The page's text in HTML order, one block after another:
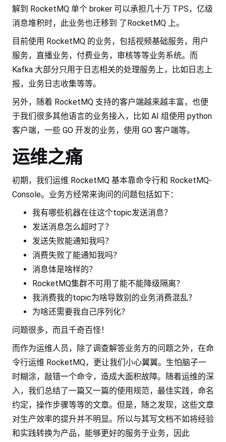
解到 RocketMQ 单个 broker 可以承担几十万 TPS，亿级
消息堆积时，此业务也迁移到 了RocketMQ 上。
目前使用 RocketMQ 的业务，包括视频基础服务，用户
服务，直播业务，付费业务，审核等等业务系统。而
Kafka 大部分只用于日志相关的处理服务上，比如日志上
报，业务日志收集等等。
另外，随着 RocketMQ 支持的客户端越来越丰富，也便
于我们很多其他语言的业务接入，比如 AI 组使用 python
客户端，一些 GO 开发的业务，使用 GO 客户端等。
运维之痛
初期，我们运维 RocketMQ 基本靠命令行和 RocketMQ-
Console。业务方经常来询问的问题包括如下：
我有哪些机器在往这个topic发送消息？
发送消息怎么超时了？
发送失败能通知我吗？
消费失败了能通知我吗？
消息体是啥样的？
RocketMQ集群不可用了能不能降级隔离？
我消费我的topic为啥导致别的业务消费混乱？
为啥还需要我自己序列化？
问题很多，而且千奇百怪！
而作为运维人员，除了调查解答业务方的问题之外，在命
令行运维 RocketMQ，更让我们小心翼翼。生怕脑子一
时糊涂，敲错一个命令，造成大面积故障。随着运维的深
入，我们总结了一篇又一篇的使用规范，最佳实践，命名
约定，操作步骤等等的文章。但是，随之发现，这些文章
对生产效率的提升并不明显。所以与其写文档不如将经验
和实践转换为产品，能够更好的服务于业务，因此